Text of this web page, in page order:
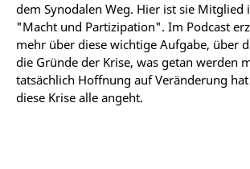
dem Synodalen Weg. Hier ist sie Mitglied
"Macht und Partizipation". Im Podcast
mehr über diese wichtige Aufgabe, über
die Gründe der Krise, was getan werden
tatsächlich Hoffnung auf Veränderung
diese Krise alle angeht.